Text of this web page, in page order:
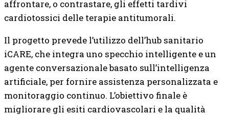
affrontare, o contrastare, gli effetti tardivi
cardiotossici delle terapie antitumorali.
Il progetto prevede l’utilizzo dell’hub sanitario
iCARE, che integra uno specchio intelligente e un
agente conversazionale basato sull’intelligenza
artificiale, per fornire assistenza personalizzata e
monitoraggio continuo. L’obiettivo finale è
migliorare gli esiti cardiovascolari e la qualità